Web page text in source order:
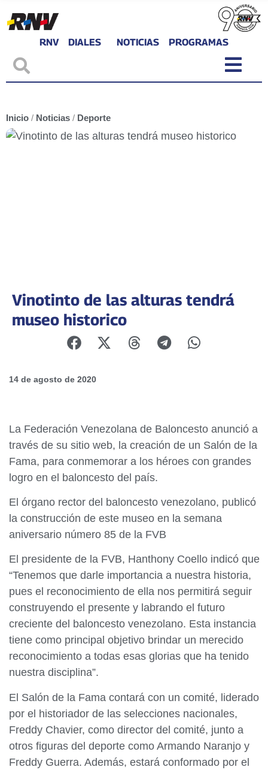
RNV DIALES NOTICIAS PROGRAMAS
Inicio / Noticias / Deporte
Vinotinto de las alturas tendrá
museo historico
14 de agosto de 2020
La Federación Venezolana de Baloncesto anunció a
través de su sitio web, la creación de un Salón de la
Fama, para conmemorar a los héroes con grandes
logro en el baloncesto del país.
El órgano rector del baloncesto venezolano, publicó
la construcción de este museo en la semana
aniversario número 85 de la FVB
El presidente de la FVB, Hanthony Coello indicó que
“Tenemos que darle importancia a nuestra historia,
pues el reconocimiento de ella nos permitirá seguir
construyendo el presente y labrando el futuro
creciente del baloncesto venezolano. Esta instancia
tiene como principal objetivo brindar un merecido
reconocimiento a todas esas glorias que ha tenido
nuestra disciplina”.
El Salón de la Fama contará con un comité, liderado
por el historiador de las selecciones nacionales,
Freddy Chavier, como director del comité, junto a
otros figuras del deporte como Armando Naranjo y
Freddy Guerra. Además, estará conformado por el